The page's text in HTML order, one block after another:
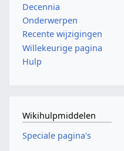
Decennia
Onderwerpen
Recente wijzigingen
Willekeurige pagina
Hulp
Wikihulpmiddelen
Speciale pagina's